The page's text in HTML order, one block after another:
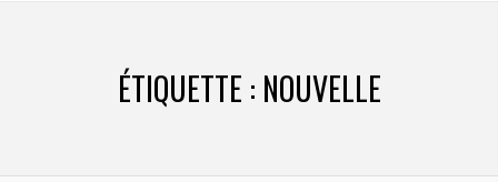
ÉTIQUETTE : NOUVELLE